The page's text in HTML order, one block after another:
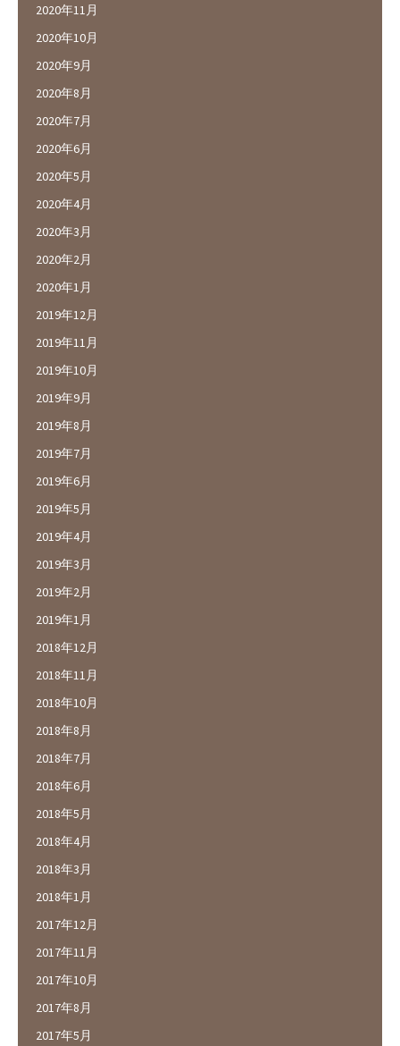
2020年11月
2020年10月
2020年9月
2020年8月
2020年7月
2020年6月
2020年5月
2020年4月
2020年3月
2020年2月
2020年1月
2019年12月
2019年11月
2019年10月
2019年9月
2019年8月
2019年7月
2019年6月
2019年5月
2019年4月
2019年3月
2019年2月
2019年1月
2018年12月
2018年11月
2018年10月
2018年8月
2018年7月
2018年6月
2018年5月
2018年4月
2018年3月
2018年1月
2017年12月
2017年11月
2017年10月
2017年8月
2017年5月